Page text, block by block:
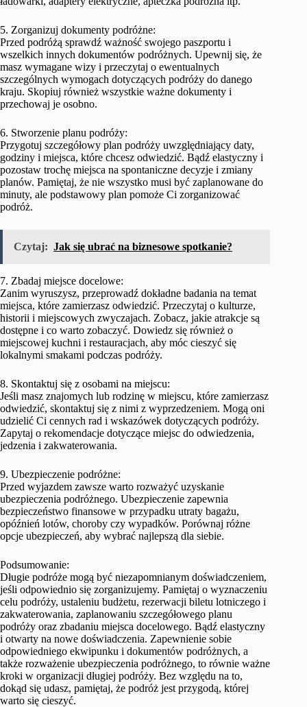
5. Zorganizuj dokumenty podróżne:
Przed podróżą sprawdź ważność swojego paszportu i
wszelkich innych dokumentów podróżnych. Upewnij się, że
masz wymagane wizy i przeczytaj o ewentualnych
szczególnych wymogach dotyczących podróży do danego
kraju. Skopiuj również wszystkie ważne dokumenty i
przechowaj je osobno.
6. Stworzenie planu podróży:
Przygotuj szczegółowy plan podróży uwzględniający daty,
godziny i miejsca, które chcesz odwiedzić. Bądź elastyczny i
pozostaw trochę miejsca na spontaniczne decyzje i zmiany
planów. Pamiętaj, że nie wszystko musi być zaplanowane do
minuty, ale podstawowy plan pomoże Ci zorganizować
podróż.
Czytaj: Jak się ubrać na biznesowe spotkanie?
7. Zbadaj miejsce docelowe:
Zanim wyruszysz, przeprowadź dokładne badania na temat
miejsca, które zamierzasz odwiedzić. Przeczytaj o kulturze,
historii i miejscowych zwyczajach. Zobacz, jakie atrakcje są
dostępne i co warto zobaczyć. Dowiedz się również o
miejscowej kuchni i restauracjach, aby móc cieszyć się
lokalnymi smakami podczas podróży.
8. Skontaktuj się z osobami na miejscu:
Jeśli masz znajomych lub rodzinę w miejscu, które zamierzasz
odwiedzić, skontaktuj się z nimi z wyprzedzeniem. Mogą oni
udzielić Ci cennych rad i wskazówek dotyczących podróży.
Zapytaj o rekomendacje dotyczące miejsc do odwiedzenia,
jedzenia i zakwaterowania.
9. Ubezpieczenie podróżne:
Przed wyjazdem zawsze warto rozważyć uzyskanie
ubezpieczenia podróżnego. Ubezpieczenie zapewnia
bezpieczeństwo finansowe w przypadku utraty bagażu,
opóźnień lotów, choroby czy wypadków. Porównaj różne
opcje ubezpieczeń, aby wybrać najlepszą dla siebie.
Podsumowanie:
Długie podróże mogą być niezapomnianym doświadczeniem,
jeśli odpowiednio się zorganizujemy. Pamiętaj o wyznaczeniu
celu podróży, ustaleniu budżetu, rezerwacji biletu lotniczego i
zakwaterowania, zaplanowaniu szczegółowego planu
podróży oraz zbadaniu miejsca docelowego. Bądź elastyczny
i otwarty na nowe doświadczenia. Zapewnienie sobie
odpowiedniego ekwipunku i dokumentów podróżnych, a
także rozważenie ubezpieczenia podróżnego, to równie ważne
kroki w organizacji długiej podróży. Bez względu na to,
dokąd się udasz, pamiętaj, że podróż jest przygodą, której
warto się cieszyć.